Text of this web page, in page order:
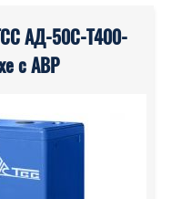
АД-50С-Т400-
с АВР